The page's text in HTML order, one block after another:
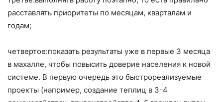
расставлять приоритеты по месяцам, кварталам и
годам;
четвертое:показать результаты уже в первые 3 месяца
в махалле, чтобы повысить доверие населения к новой
системе. В первую очередь это быстрореализуемые
проекты (например, создание теплиц в 3-4